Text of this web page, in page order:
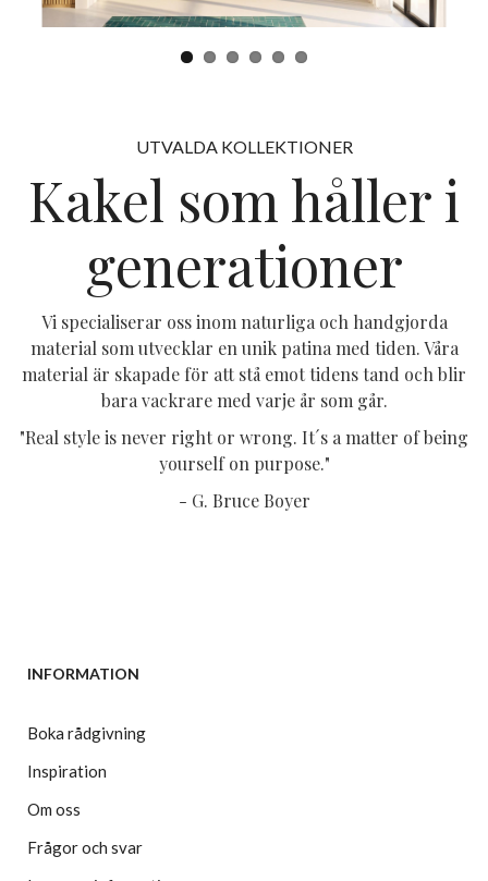
UTVALDA KOLLEKTIONER
Kakel som håller i
generationer
Vi specialiserar oss inom naturliga och handgjorda
material som utvecklar en unik patina med tiden. Våra
material är skapade för att stå emot tidens tand och blir
bara vackrare med varje år som går.
"Real style is never right or wrong. It´s a matter of being
yourself on purpose."
- G. Bruce Boyer
INFORMATION
Boka rådgivning
Inspiration
Om oss
Frågor och svar